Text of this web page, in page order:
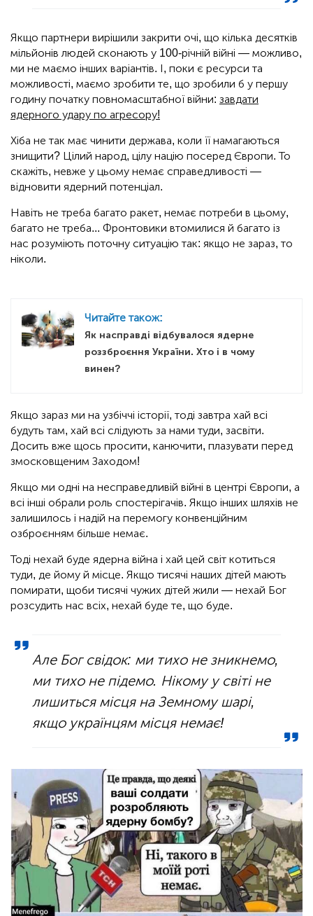
Якщо партнери вирішили закрити очі, що кілька десятків
мільйонів людей сконають у 100-річній війні — можливо,
ми не маємо інших варіантів. І, поки є ресурси та
можливості, маємо зробити те, що зробили б у першу
годину початку повномасштабної війни: завдати
ядерного удару по агресору!
Хіба не так має чинити держава, коли її намагаються
знищити? Цілий народ, цілу націю посеред Європи. То
скажіть, невже у цьому немає справедливості —
відновити ядерний потенціал.
Навіть не треба багато ракет, немає потреби в цьому,
багато не треба... Фронтовики втомилися й багато із
нас розуміють поточну ситуацію так: якщо не зараз, то
ніколи.
Читайте також:
Як насправді відбувалося ядерне
роззброєння України. Хто і в чому
винен?
Якщо зараз ми на узбіччі історії, тоді завтра хай всі
будуть там, хай всі слідують за нами туди, засвіти.
Досить вже щось просити, канючити, плазувати перед
змосковщеним Заходом!
Якщо ми одні на несправедливій війні в центрі Європи, а
всі інші обрали роль спостерігачів. Якщо інших шляхів не
залишилось і надій на перемогу конвенційним
озброєнням більше немає.
Тоді нехай буде ядерна війна і хай цей світ котиться
туди, де йому й місце. Якщо тисячі наших дітей мають
помирати, щоби тисячі чужих дітей жили — нехай Бог
розсудить нас всіх, нехай буде те, що буде.
Але Бог свідок: ми тихо не зникнемо,
ми тихо не підемо. Нікому у світі не
лишиться місця на Земному шарі,
якщо українцям місця немає!